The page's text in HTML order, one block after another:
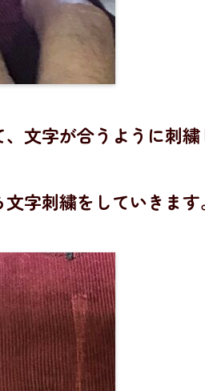
文字が合うように刺繍
字刺繍をしていきます